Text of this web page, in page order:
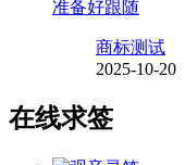
准备好跟随
商标测试
2025-10-20
在线求签